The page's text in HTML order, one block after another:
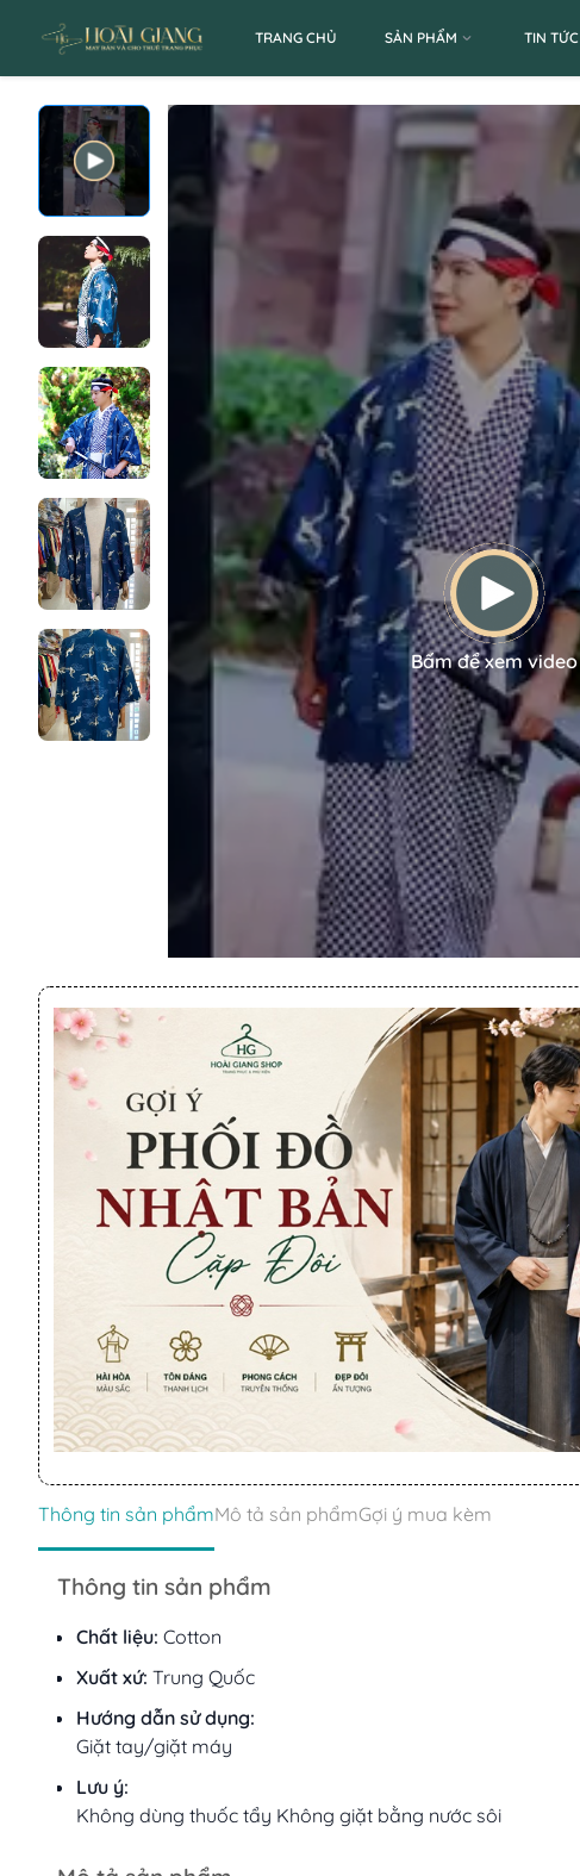
TRANG CHỦ SẢN PHẨM TIN TỨC
Bấm để xem video
Thông tin sản phẩmMô tả sản phẩmGợi ý mua kèm
Thông tin sản phẩm
Chất liệu: Cotton
Xuất xứ: Trung Quốc
Hướng dẫn sử dụng:
Giặt tay/giặt máy
Lưu ý:
Không dùng thuốc tẩy Không giặt bằng nước sôi